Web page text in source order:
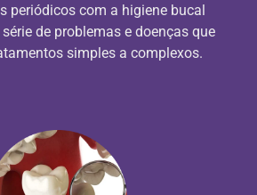
periódicos com a higiene bucal
de problemas e doenças que
simples a complexos.